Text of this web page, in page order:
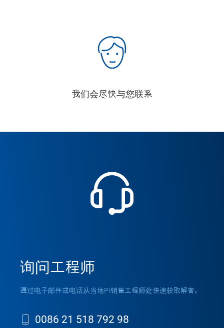
我们会尽快与您联系
询问工程师
通过电子邮件或电话从当地PI销售工程师处快速获取解答。
0086 21 518 792 98